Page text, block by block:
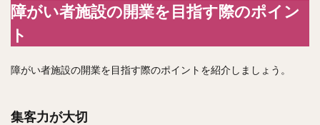
障がい者施設の開業を目指す際のポイン
ト
障がい者施設の開業を目指す際のポイントを紹介しましょう。
集客力が大切